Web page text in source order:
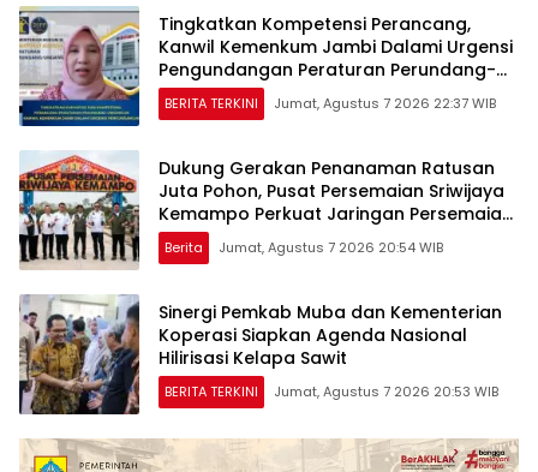
Tingkatkan Kompetensi Perancang,
Kanwil Kemenkum Jambi Dalami Urgensi
Pengundangan Peraturan Perundang-
undangan
BERITA TERKINI Jumat, Agustus 7 2026 22:37 WIB
Dukung Gerakan Penanaman Ratusan
Juta Pohon, Pusat Persemaian Sriwijaya
Kemampo Perkuat Jaringan Persemaian
Nasional*
Berita Jumat, Agustus 7 2026 20:54 WIB
Sinergi Pemkab Muba dan Kementerian
Koperasi Siapkan Agenda Nasional
Hilirisasi Kelapa Sawit
BERITA TERKINI Jumat, Agustus 7 2026 20:53 WIB